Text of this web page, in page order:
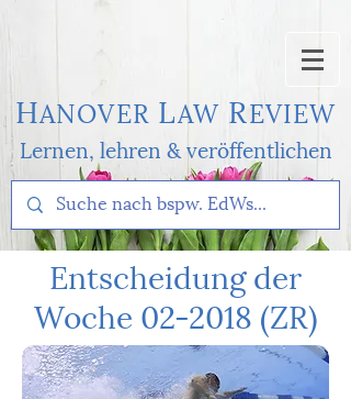
HANOVER LAWREVIEW
Lernen, lehren & veröffentlichen
Entscheidung der
Woche 02-2018 (ZR)